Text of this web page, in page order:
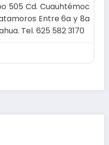
505 Cd. Cuauhtémoc
Entre 6a y 8a
Tel. 625 582 3170